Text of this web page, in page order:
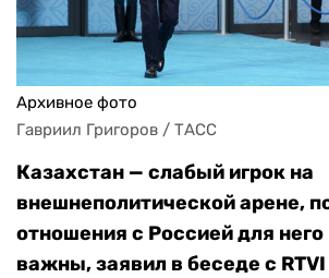
Архивное фото
Гавриил Григоров / ТАСС
Казахстан — слабый игрок на
внешнеполитической арене,
отношения с Россией для
важны, заявил в беседе с RTVI